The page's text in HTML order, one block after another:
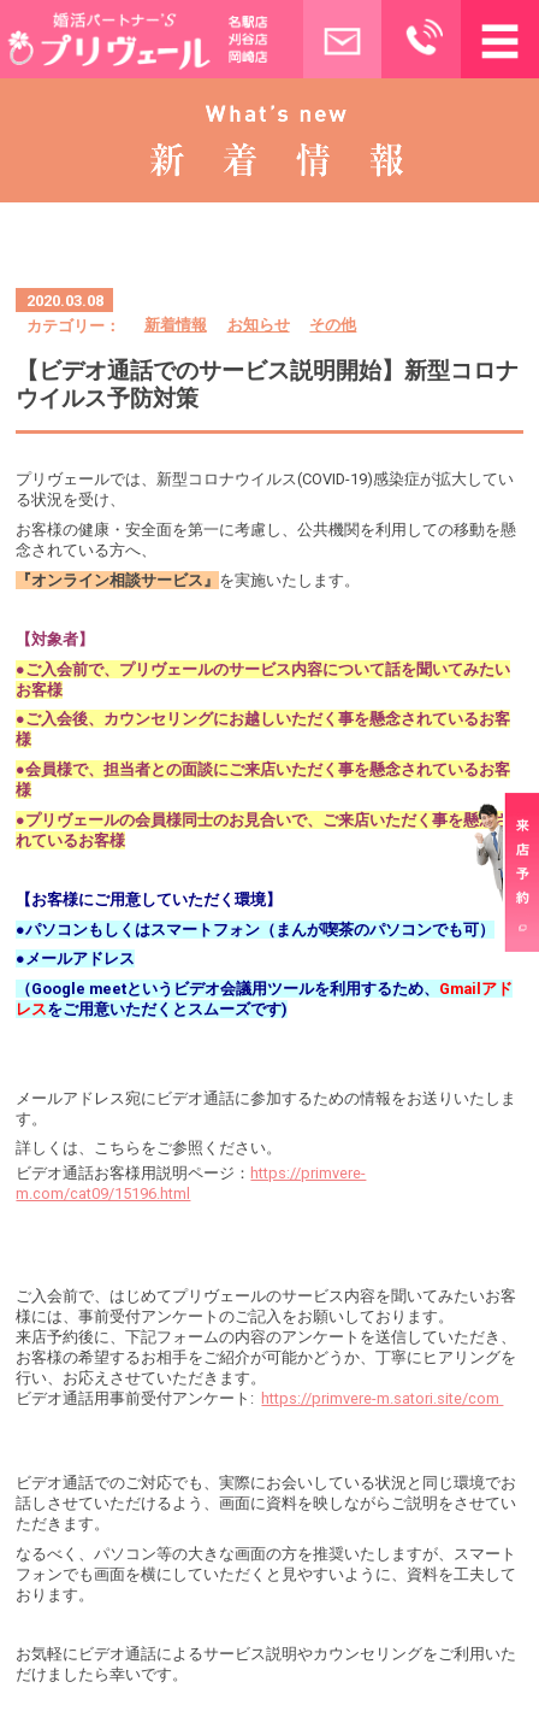
2020.03.08
カテゴリー：
新着情報 お知らせ その他
【ビデオ通話でのサービス説明開始】新型コロナ
ウイルス予防対策
プリヴェールでは、新型コロナウイルス(COVID-19)感染症が拡大してい
る状況を受け、
お客様の健康・安全面を第一に考慮し、公共機関を利用しての移動を懸
念されている方へ、
『オンライン相談サービス』 を実施いたします。
【対象者】
●ご入会前で、プリヴェールのサービス内容について話を聞いてみたい
お客様
●ご入会後、カウンセリングにお越しいただく事を懸念されているお客
様
●会員様で、担当者との面談にご来店いただく事を懸念されているお客
様
●プリヴェールの会員様同士のお見合いで、ご来店いただく事を懸念さ
れているお客様
【お客様にご用意していただく環境】
●パソコンもしくはスマートフォン（まんが喫茶のパソコンでも可）
●メールアドレス
（Google meetというビデオ会議用ツールを利用するため、 Gmailアド
レスをご用意いただくとスムーズです)
メールアドレス宛にビデオ通話に参加するための情報をお送りいたしま
す。
詳しくは、こちらをご参照ください。
ビデオ通話お客様用説明ページ： https://primvere-
m.com/cat09/15196.html
ご入会前で、はじめてプリヴェールのサービス内容を聞いてみたいお客
様には、事前受付アンケートのご記入をお願いしております。
来店予約後に、下記フォームの内容のアンケートを送信していただき、
お客様の希望するお相手をご紹介が可能かどうか、丁寧にヒアリングを
行い、お応えさせていただきます。
ビデオ通話用事前受付アンケート: https://primvere-m.satori.site/com
ビデオ通話でのご対応でも、実際にお会いしている状況と同じ環境でお
話しさせていただけるよう、画面に資料を映しながらご説明をさせてい
ただきます。
なるべく、パソコン等の大きな画面の方を推奨いたしますが、スマート
フォンでも画面を横にしていただくと見やすいように、資料を工夫して
おります。
お気軽にビデオ通話によるサービス説明やカウンセリングをご利用いた
だけましたら幸いです。